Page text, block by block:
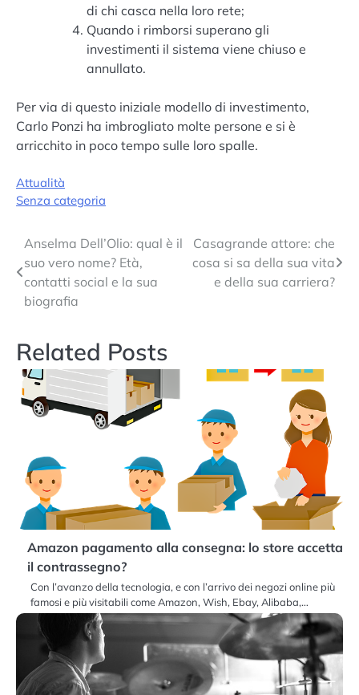
di chi casca nella loro rete;
Quando i rimborsi superano gli
investimenti il sistema viene chiuso e
annullato.
Per via di questo iniziale modello di investimento,
Carlo Ponzi ha imbrogliato molte persone e si è
arricchito in poco tempo sulle loro spalle.
Attualità
Senza categoria
Navigazione
articoli
Anselma Dell’Olio: qual è il
suo vero nome? Età,
contatti social e la sua
biografia
Casagrande attore: che
cosa si sa della sua vita
e della sua carriera?
Related Posts
Amazon pagamento alla consegna: lo store accetta
il contrassegno?
Con l’avanzo della tecnologia, e con l’arrivo dei negozi online più
famosi e più visitabili come Amazon, Wish, Ebay, Alibaba,…